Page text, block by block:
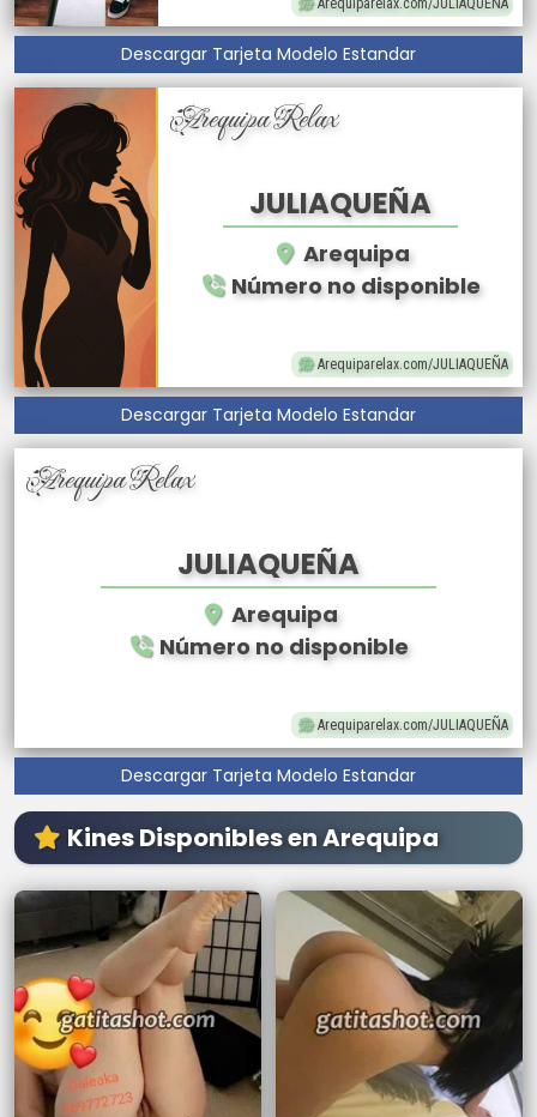
Arequiparelax.com/JULIAQUEÑA
Descargar Tarjeta Modelo Estandar
Arequipa Relax
JULIAQUEÑA
Arequipa
Número no disponible
Arequiparelax.com/JULIAQUEÑA
Descargar Tarjeta Modelo Estandar
Arequipa Relax
JULIAQUEÑA
Arequipa
Número no disponible
Arequiparelax.com/JULIAQUEÑA
Descargar Tarjeta Modelo Estandar
Kines Disponibles en Arequipa